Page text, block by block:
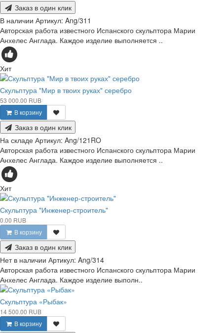
Заказ в один клик
В наличии Артикул: Ang/311
Авторская работа известного Испанского скульптора Марии
Анхелес Англада. Каждое изделие выполняется ..
Хит
Скульптура "Мир в твоих руках" серебро
53 000.00 RUB
В корзину
Заказ в один клик
На складе Артикул: Ang/121RO
Авторская работа известного Испанского скульптора Марии
Анхелес Англада. Каждое изделие выполняется ..
Хит
Скульптура "Инженер-строитель"
0.00 RUB
В корзину
Заказ в один клик
Нет в наличии Артикул: Ang/314
Авторская работа известного Испанского скульптора Марии
Анхелес Англада. Каждое изделие выполн..
Скульптура «Рыбак»
14 500.00 RUB
В корзину